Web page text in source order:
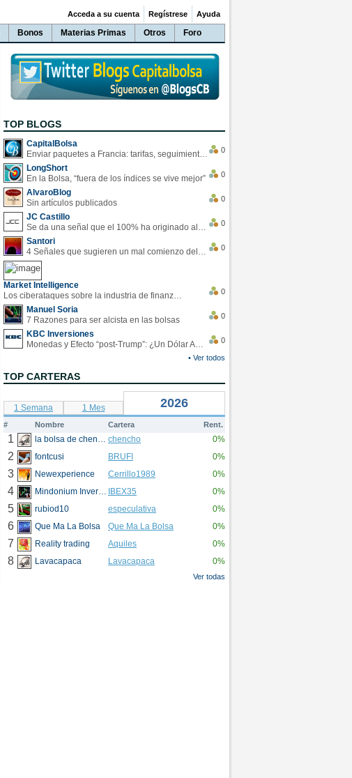
Bonos Materias Primas Otros Foro
Acceda a su cuenta Regístrese Ayuda
TOP BLOGS
CapitalBolsa
Enviar paquetes a Francia: tarifas, seguimiento y ventajas destacadas
0
LongShort
En la Bolsa, “fuera de los índices se vive mejor”
0
AlvaroBlog
Sin artículos publicados
0
JC Castillo
Se da una señal que el 100% ha originado alzas en las bolsas
0
Santori
4 Señales que sugieren un mal comienzo del 3T de la economía EEUU
0
Market Intelligence
Los ciberataques sobre la industria de finanzas se han duplicado este año
0
Manuel Soria
7 Razones para ser alcista en las bolsas
0
KBC Inversiones
Monedas y Efecto “post-Trump”: ¿Un Dólar Americano operando en rangos?
0
• Ver todos
TOP CARTERAS
1 Semana 1 Mes 2026
# Nombre Cartera Rent.
1 la bolsa de chencho chencho 0%
2 fontcusi BRUFI 0%
3 Newexperience Cerrillo1989 0%
4 Mindonium Inversions IBEX35 0%
5 rubiod10 especulativa 0%
6 Que Ma La Bolsa Que Ma La Bolsa 0%
7 Reality trading Aquiles 0%
8 Lavacapaca Lavacapaca 0%
Ver todas